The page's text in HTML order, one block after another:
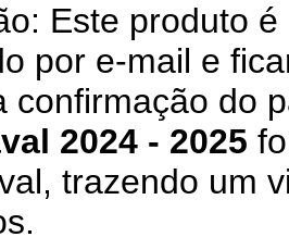
Este produto
por e-mail e
confirmação do
2024 - 2025
trazendo um